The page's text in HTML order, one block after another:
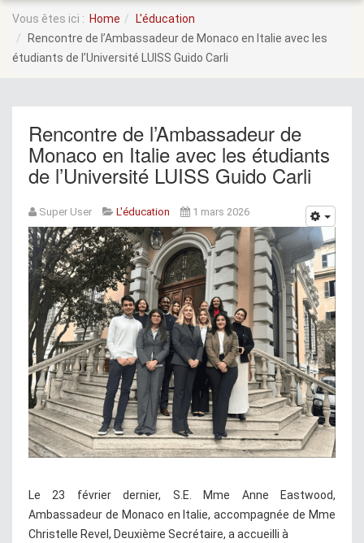
Vous êtes ici : Home
L'éducation
Rencontre de l’Ambassadeur de Monaco en Italie avec les
étudiants de l’Université LUISS Guido Carli
Rencontre de l’Ambassadeur de
Monaco en Italie avec les étudiants
de l’Université LUISS Guido Carli
Super User L'éducation 1 mars 2026
Le 23 février dernier, S.E. Mme Anne Eastwood,
Ambassadeur de Monaco en Italie, accompagnée de Mme
Christelle Revel, Deuxième Secrétaire, a accueilli à